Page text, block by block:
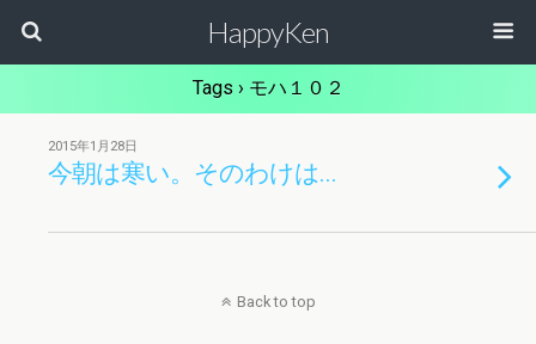
HappyKen
Tags › モハ１０２
2015年1月28日
今朝は寒い。そのわけは…
Back to top